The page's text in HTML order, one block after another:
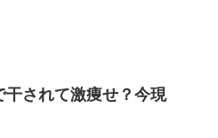
干されて激痩せ？今現